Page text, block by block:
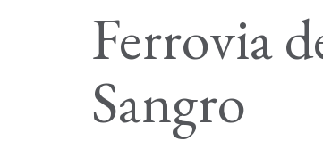
Ferrovia
Sangro